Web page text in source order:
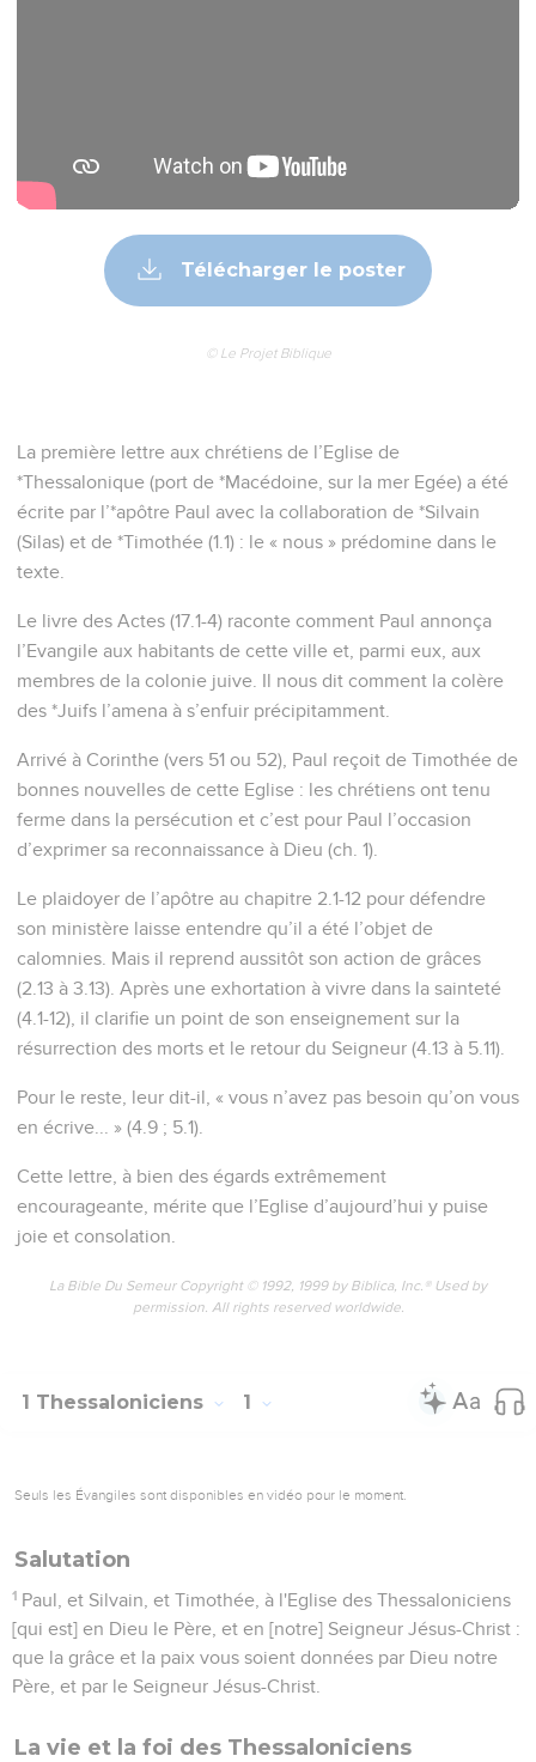
Télécharger le poster
© Le Projet Biblique
La première lettre aux chrétiens de l’Eglise de
*Thessalonique (port de *Macédoine, sur la mer Egée) a été
écrite par l’*apôtre Paul avec la collaboration de *Silvain
(Silas) et de *Timothée (1.1) : le « nous » prédomine dans le
texte.
Le livre des Actes (17.1-4) raconte comment Paul annonça
l’Evangile aux habitants de cette ville et, parmi eux, aux
membres de la colonie juive. Il nous dit comment la colère
des *Juifs l’amena à s’enfuir précipitamment.
Arrivé à Corinthe (vers 51 ou 52), Paul reçoit de Timothée de
bonnes nouvelles de cette Eglise : les chrétiens ont tenu
ferme dans la persécution et c’est pour Paul l’occasion
d’exprimer sa reconnaissance à Dieu (ch. 1).
Le plaidoyer de l’apôtre au chapitre 2.1-12 pour défendre
son ministère laisse entendre qu’il a été l’objet de
calomnies. Mais il reprend aussitôt son action de grâces
(2.13 à 3.13). Après une exhortation à vivre dans la sainteté
(4.1-12), il clarifie un point de son enseignement sur la
résurrection des morts et le retour du Seigneur (4.13 à 5.11).
Pour le reste, leur dit-il, « vous n’avez pas besoin qu’on vous
en écrive... » (4.9 ; 5.1).
Cette lettre, à bien des égards extrêmement
encourageante, mérite que l’Eglise d’aujourd’hui y puise
joie et consolation.
La Bible Du Semeur Copyright © 1992, 1999 by Biblica, Inc.® Used by
permission. All rights reserved worldwide.
1 Thessaloniciens 1
Seuls les Évangiles sont disponibles en vidéo pour le moment.
Salutation
1 Paul, et Silvain, et Timothée, à l'Eglise des Thessaloniciens
[qui est] en Dieu le Père, et en [notre] Seigneur Jésus-Christ :
que la grâce et la paix vous soient données par Dieu notre
Père, et par le Seigneur Jésus-Christ.
La vie et la foi des Thessaloniciens